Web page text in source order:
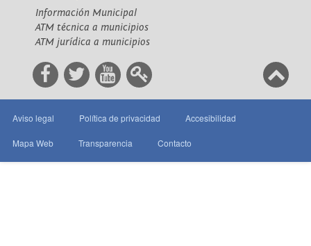
Información Municipal
ATM técnica a municipios
ATM jurídica a municipios
Aviso legal Política de privacidad Accesibilidad
Mapa Web Transparencia Contacto